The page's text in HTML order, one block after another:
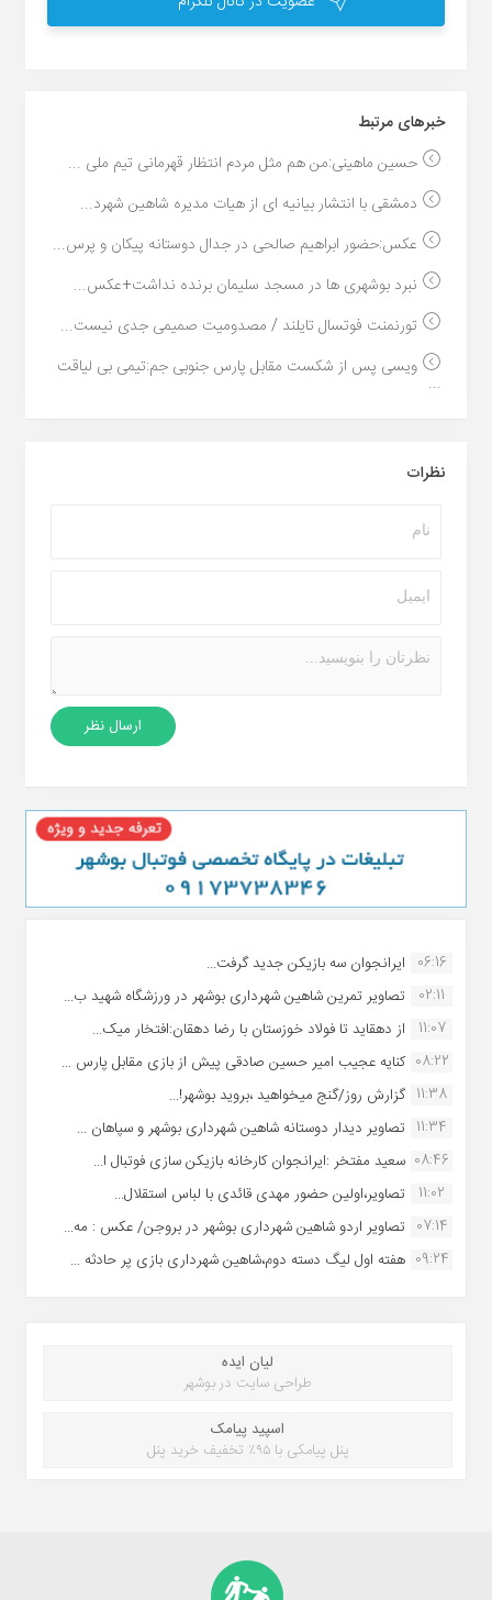
خبر‌های مرتبط
حسین ماهینی:من هم مثل مردم انتظار قهرمانی تیم ملی ...
دمشقی با انتشار بیانیه ای از هیات مدیره شاهین شهرد...
عکس:حضور ابراهیم صالحی در جدال دوستانه پیکان و پرس...
نبرد بوشهری ها در مسجد سلیمان برنده نداشت+عکس...
تورنمنت فوتسال تایلند / مصدومیت صمیمی جدی نیست...
ویسی پس از شکست مقابل پارس جنوبی جم:تیمی بی لیاقت
...
نظرات
06:16 ایرانجوان سه بازیکن جدید گرفت...
02:11
تصاویر تمرین شاهین شهردارى بوشهر در ورزشگاه شهید ب...
11:07
از دهقاید تا فولاد خوزستان با رضا دهقان:افتخار میک...
08:22 کنایه عجیب امیر حسین صادقی پیش از بازی مقابل پارس ...
11:38 گزارش روز/گنج میخواهید ،بروید بوشهر!...
11:34 تصاویر دیدار دوستانه شاهین شهردارى بوشهر و سپاهان ...
08:46 سعید مفتخر :ایرانجوان کارخانه بازیکن سازی فوتبال ا...
11:02
تصاویر،اولین حضور مهدی قائدی با لباس استقلال...
07:14 تصاویر اردو شاهین شهرداری بوشهر در بروجن/ عکس : مه...
09:24 هفته اول لیگ دسته دوم،شاهین شهرداری بازی پر حادثه ...
لیان ایده
طراحی سایت در بوشهر
اسپید پیامک
پنل پیامکی با ۹۵٪ تخفیف خرید پنل